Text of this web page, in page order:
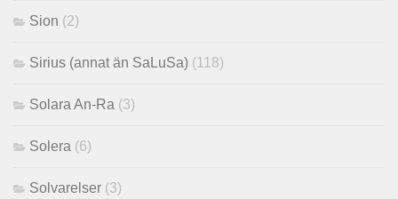
Sion (2)
Sirius (annat än SaLuSa) (118)
Solara An-Ra (3)
Solera (6)
Solvarelser (3)